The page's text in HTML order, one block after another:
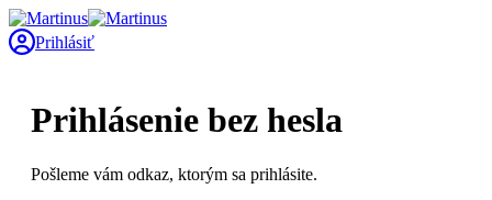
Prihlásiť
Prihlásenie bez hesla
Pošleme vám odkaz, ktorým sa prihlásite.